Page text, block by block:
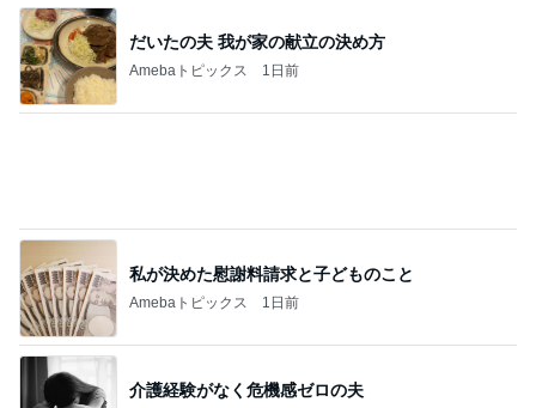
だいたの夫 我が家の献立の決め方
Amebaトピックス 1日前
介護経験がなく危機感ゼロの夫
Amebaトピックス 1日前